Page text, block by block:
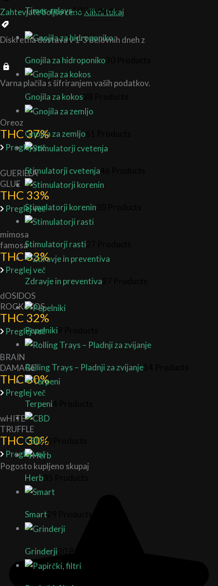
Timer-relays10 Products
Gnojila za hidroponiko
Gnojila za kokos
Gnojila za zemljo
Stimulatorji cvetenja
Stimulatorji korenin
Stimulatorji rasti
Zdravje in preventiva
Pepelniki
Rolling Trays – Pladnji za zvijanje
Terpeni
CBD10 Products
Herb
Smart
Grinderji
Zahtevjate boljšo ceno Klikni tukaj
Diskretna dostava v 1-3 delovnih dneh z
Varna plačila s šifriranjem vaših podatkov.
Oreoz
THC 37%
Preglej več
GUERILLA
GLUE
THC 33%
Preglej več
mimosa
famosa
THC 33%
Preglej več
dOSIDOS
ROCKeTOS
THC 32%
Preglej več
BRAIN
DAMAGE
THC 30%
Preglej več
wHITE
TRUFFLE
THC 30%
Preglej več
Pogosto kupljeno skupaj